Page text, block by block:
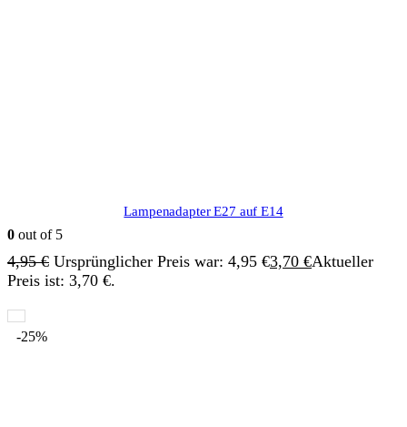
Lampenadapter E27 auf E14
0 out of 5
4,95€ Ursprünglicher Preis war: 4,95 €3,70 €Aktueller
Preis ist: 3,70 €.
-25%